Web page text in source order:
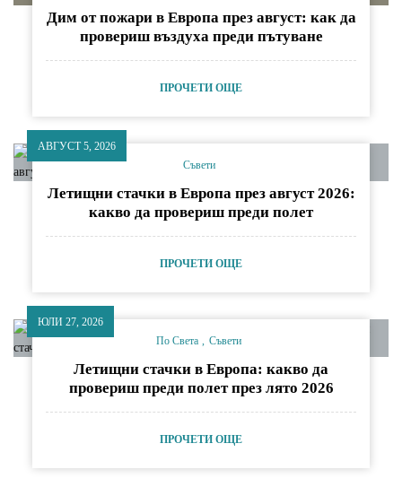
Дим от пожари в Европа през август: как да
провериш въздуха преди пътуване
ПРОЧЕТИ ОЩЕ
АВГУСТ 5, 2026
Съвети
Летищни стачки в Европа през август 2026:
какво да провериш преди полет
ПРОЧЕТИ ОЩЕ
ЮЛИ 27, 2026
По Света
Съвети
Летищни стачки в Европа: какво да
провериш преди полет през лято 2026
ПРОЧЕТИ ОЩЕ